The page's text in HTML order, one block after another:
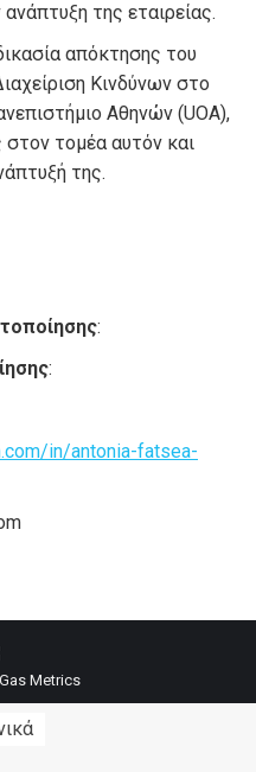
της εταιρείας.
απόκτησης του
Κινδύνων στο
Αθηνών (UOA),
στον τομέα αυτόν και
της.
:
:
in/antonia-fatsea-
Gas Metrics